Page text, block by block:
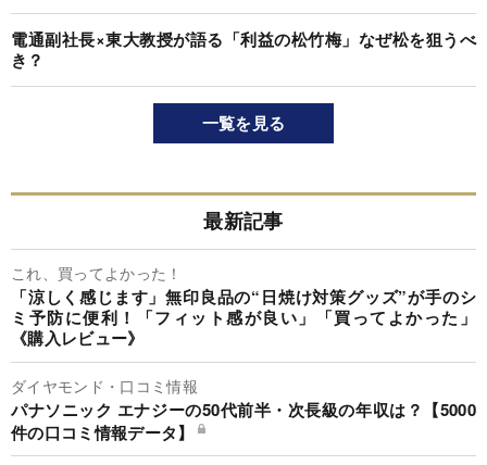
電通副社長×東大教授が語る「利益の松竹梅」なぜ松を狙うべ
き？
一覧を見る
最新記事
これ、買ってよかった！
「涼しく感じます」無印良品の“日焼け対策グッズ”が手のシ
ミ予防に便利！「フィット感が良い」「買ってよかった」
《購入レビュー》
ダイヤモンド・口コミ情報
パナソニック エナジーの50代前半・次長級の年収は？【5000
件の口コミ情報データ】